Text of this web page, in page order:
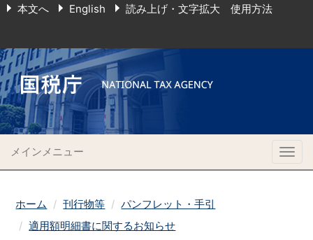
本文へ English 読み上げ・文字拡大 使用方法
メインメニュー
ホーム 刊行物等
パンフレット・手引
適用額明細書に関するお知らせ